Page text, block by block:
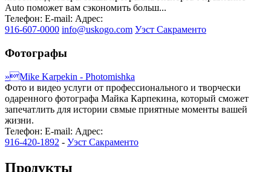
Auto поможет вам сэкономить больш...
Телефон: E-mail: Адрес:
916-607-0000 info@uskogo.com Уэст Сакраменто
Фотографы
»Mike Karpekin - Photomishkа
Фото и видео услуги от профессионального и творчески
одаренного фотографа Майка Карпекина, который сможет
запечатлить для истории свмые приятные моменты вашей
жизни.
Телефон: E-mail: Адрес:
916-420-1892 - Уэст Сакраменто
Продукты